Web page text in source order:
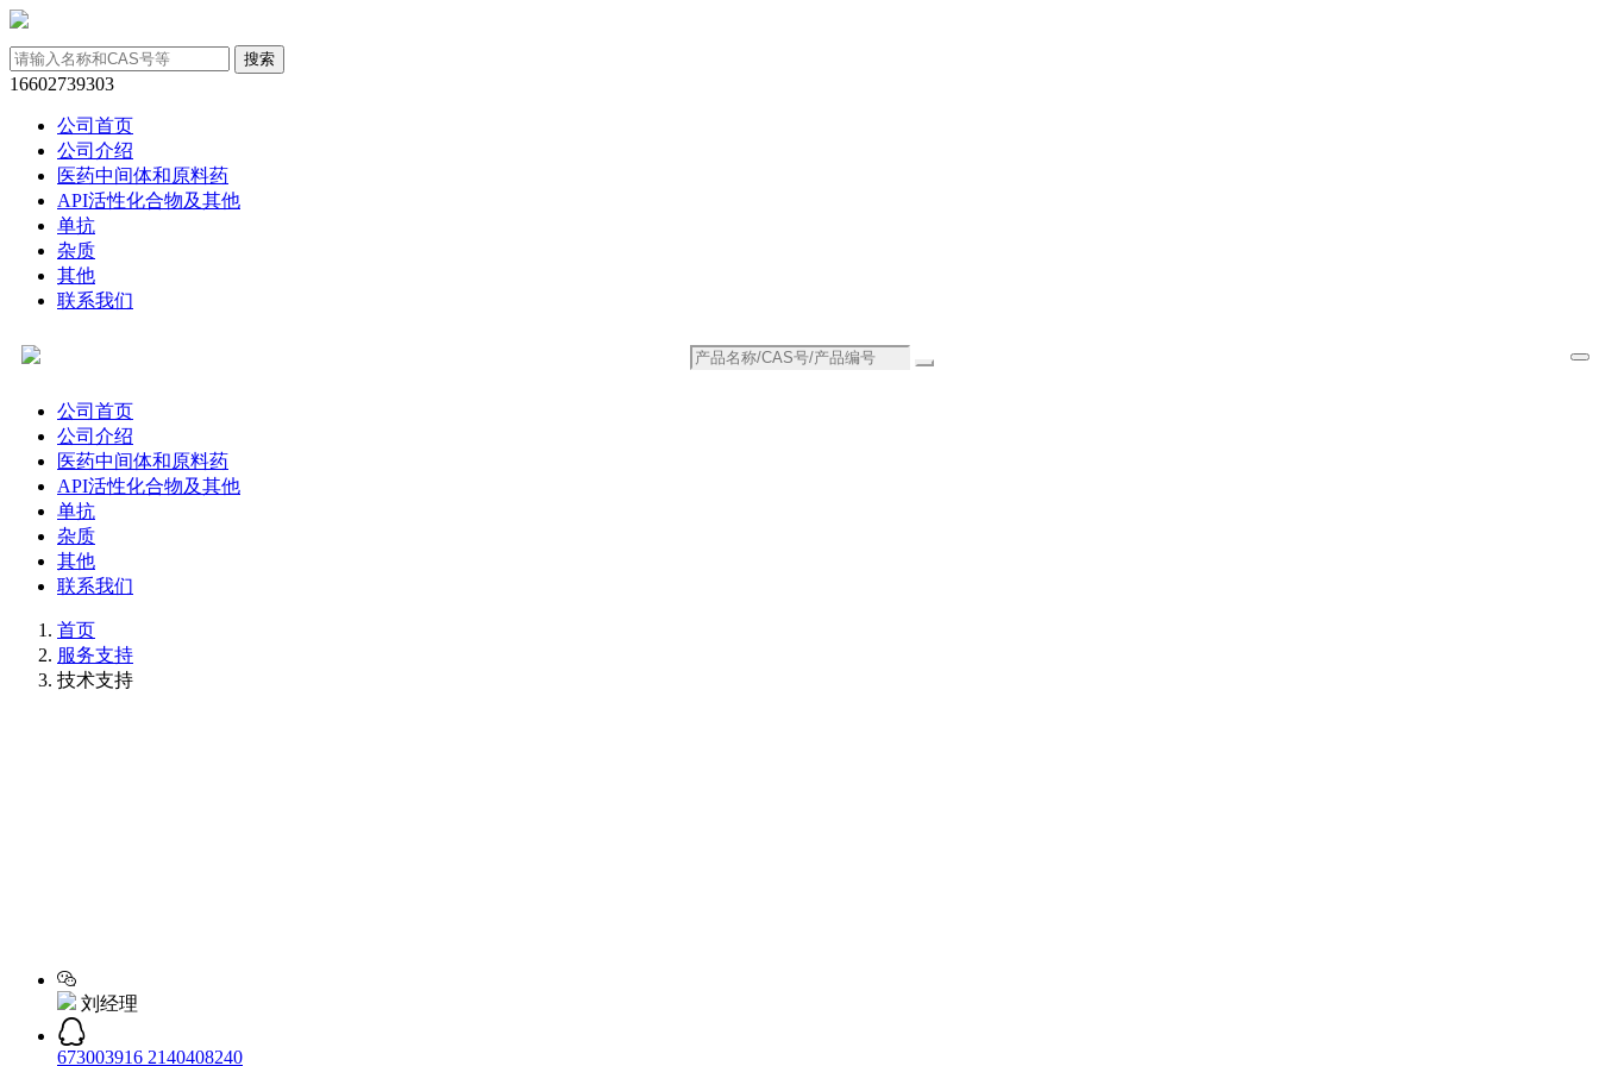
16602739303
公司首页
公司介绍
医药中间体和原料药
API活性化合物及其他
单抗
杂质
其他
联系我们
公司首页
公司介绍
医药中间体和原料药
API活性化合物及其他
单抗
杂质
其他
联系我们
首页
服务支持
技术支持
刘经理
673003916 2140408240